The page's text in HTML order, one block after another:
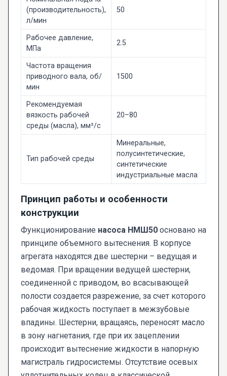
(производительность),
л/мин
50
Рабочее давление,
МПа
2.5
Частота вращения
приводного вала, об/
мин
1500
Рекомендуемая
вязкость рабочей
среды (масла), мм²/с
20–80
Тип рабочей среды
Минеральные,
полусинтетические,
синтетические
индустриальные масла
Принцип работы и особенности
конструкции
Функционирование насоса НМШ50 основано на
принципе объемного вытеснения. В корпусе
агрегата находятся две шестерни – ведущая и
ведомая. При вращении ведущей шестерни,
соединенной с приводом, во всасывающей
полости создается разрежение, за счет которого
рабочая жидкость поступает в межзубовые
впадины. Шестерни, вращаясь, переносят масло
в зону нагнетания, где при их зацеплении
происходит вытеснение жидкости в напорную
магистраль гидросистемы. Отсутствие осевых